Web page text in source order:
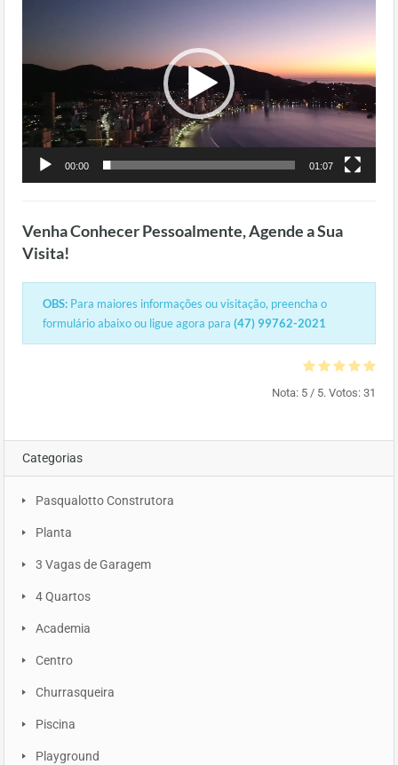
00:00 01:07
Venha Conhecer Pessoalmente, Agende a Sua
Visita!
OBS: Para maiores informações ou visitação, preencha o
formulário abaixo ou ligue agora para (47) 99762-2021
Nota: 5 / 5. Votos: 31
Categorias
Pasqualotto Construtora
Planta
3 Vagas de Garagem
4 Quartos
Academia
Centro
Churrasqueira
Piscina
Playground